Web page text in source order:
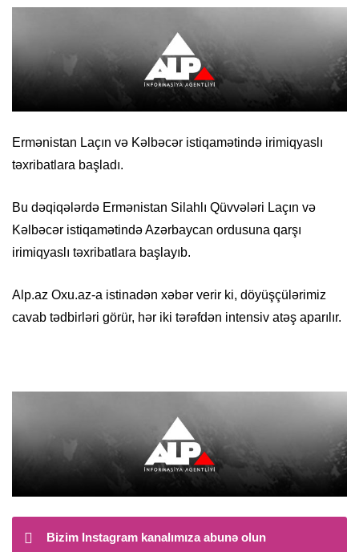
Ermənistan Laçın və Kəlbəcər istiqamətində irimiqyaslı
təxribatlara başladı.
Bu dəqiqələrdə Ermənistan Silahlı Qüvvələri Laçın və
Kəlbəcər istiqamətində Azərbaycan ordusuna qarşı
irimiqyaslı təxribatlara başlayıb.
Alp.az Oxu.az-a istinadən xəbər verir ki, döyüşçülərimiz
cavab tədbirləri görür, hər iki tərəfdən intensiv atəş aparılır.
Bizim Instagram kanalımıza abunə olun